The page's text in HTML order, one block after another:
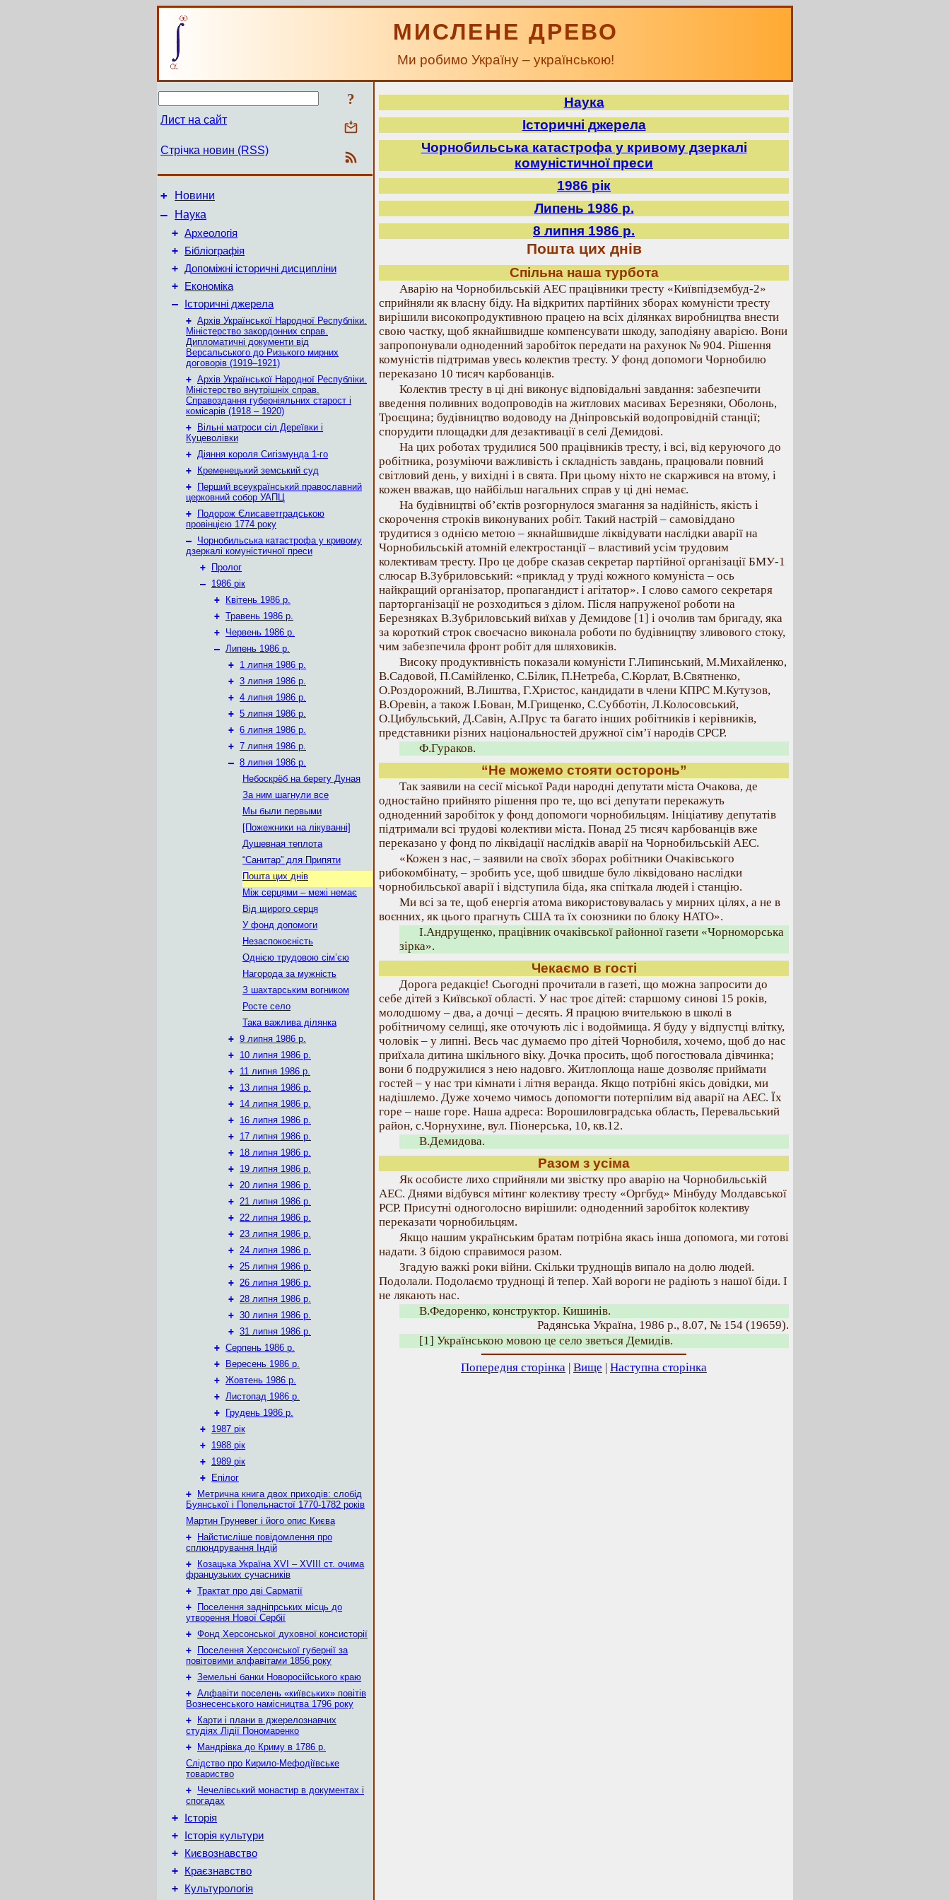
МИСЛЕНЕ ДРЕВО
Ми робимо Україну – українською!
?
Лист на сайт
Стрічка новин (RSS)
+ Новини
–
Наука
+ Археологія
+ Бібліографія
+ Допоміжні історичні дисципліни
+ Економіка
– Історичні джерела
+ Архів Української Народної Республіки.
Міністерство закордонних справ.
Дипломатичні документи від
Версальського до Ризького мирних
договорів (1919–1921)
+ Архів Української Народної Республіки.
Міністерство внутрішніх справ.
Справоздання губерніяльних старост і
комісарів (1918 – 1920)
+
Вільні матроси сіл Дереївки і
Куцеволівки
+ Діяння короля Сигізмунда 1-го
+
Кременецький земський суд
+
Перший всеукраїнський православний
церковний собор УАПЦ
+
Подорож Єлисаветградською
провінцією 1774 року
– Чорнобильська катастрофа у кривому
дзеркалі комуністичної преси
+
Пролог
– 1986 рік
+
Квітень 1986 р.
+ Травень 1986 р.
+ Червень 1986 р.
– Липень 1986 р.
+ 1 липня 1986 р.
+ 3 липня 1986 р.
+ 4 липня 1986 р.
+ 5 липня 1986 р.
+ 6 липня 1986 р.
+ 7 липня 1986 р.
– 8 липня 1986 р.
Небоскрёб на берегу Дуная
За ним шагнули все
Мы были первыми
[Пожежники на лікуванні]
Душевная теплота
“Санитар” для Припяти
Пошта цих днів
Між серцями – межі немає
Від щирого серця
У фонд допомоги
Незаспокоєність
Однією трудовою сім’єю
Нагорода за мужність
З шахтарським вогником
Росте село
Така важлива ділянка
+ 9 липня 1986 р.
+ 10 липня 1986 р.
+ 11 липня 1986 р.
+ 13 липня 1986 р.
+ 14 липня 1986 р.
+ 16 липня 1986 р.
+ 17 липня 1986 р.
+ 18 липня 1986 р.
+ 19 липня 1986 р.
+ 20 липня 1986 р.
+ 21 липня 1986 р.
+ 22 липня 1986 р.
+ 23 липня 1986 р.
+ 24 липня 1986 р.
+ 25 липня 1986 р.
+ 26 липня 1986 р.
+ 28 липня 1986 р.
+ 30 липня 1986 р.
+ 31 липня 1986 р.
+ Серпень 1986 р.
+
Вересень 1986 р.
+ Жовтень 1986 р.
+ Листопад 1986 р.
+
Грудень 1986 р.
+ 1987 рік
+ 1988 рік
+ 1989 рік
+
Епілог
+
Метрична книга двох приходів: слобід
Буянської і Попельнастої 1770-1782 років
Мартин Груневег і його опис Києва
+
Найстисліше повідомлення про
сплюндрування Індій
+
Козацька Україна ХVІ – ХVІІІ ст. очима
французьких сучасників
+ Трактат про дві Сарматії
+
Поселення задніпрських місць до
утворення Нової Сербії
+ Фонд Херсонської духовної консисторії
+
Поселення Херсонської губернії за
повітовими алфавітами 1856 року
+ Земельні банки Новоросійського краю
+ Алфавіти поселень «київських» повітів
Вознесенського намісництва 1796 року
+
Карти і плани в джерелознавчих
студіях Лідії Пономаренко
+
Мандрівка до Криму в 1786 р.
Слідство про Кирило-Мефодіївське
товариство
+ Чечелівський монастир в документах і
спогадах
+ Історія
+ Історія культури
+ Києвознавство
+ Краєзнавство
+ Культурологія
Наука
Історичні джерела
Чорнобильська катастрофа у кривому дзеркалі
комуністичної преси
1986 рік
Липень 1986 р.
8 липня 1986 р.
Пошта цих днів
Спільна наша турбота
Аварію на Чорнобильській АЕС працівники тресту «Київпідзембуд-2»
сприйняли як власну біду. На відкритих партійних зборах комуністи тресту
вирішили високопродуктивною працею на всіх ділянках виробництва внести
свою частку, щоб якнайшвидше компенсувати шкоду, заподіяну аварією. Вони
запропонували одноденний заробіток передати на рахунок № 904. Рішення
комуністів підтримав увесь колектив тресту. У фонд допомоги Чорнобилю
переказано 10 тисяч карбованців.
Колектив тресту в ці дні виконує відповідальні завдання: забезпечити
введення поливних водопроводів на житлових масивах Березняки, Оболонь,
Троєщина; будівництво водоводу на Дніпровській водопровідній станції;
спорудити площадки для дезактивації в селі Демидові.
На цих роботах трудилися 500 працівників тресту, і всі, від керуючого до
робітника, розуміючи важливість і складність завдань, працювали повний
світловий день, у вихідні і в свята. При цьому ніхто не скаржився на втому, і
кожен вважав, що найбільш нагальних справ у ці дні немає.
На будівництві об’єктів розгорнулося змагання за надійність, якість і
скорочення строків виконуваних робіт. Такий настрій – самовіддано
трудитися з однією метою – якнайшвидше ліквідувати наслідки аварії на
Чорнобильській атомній електростанції – властивий усім трудовим
колективам тресту. Про це добре сказав секретар партійної організації БМУ-1
слюсар В.Зубриловський: «приклад у труді кожного комуніста – ось
найкращий організатор, пропагандист і агітатор». І слово самого секретаря
парторганізації не розходиться з ділом. Після напруженої роботи на
Березняках В.Зубриловський виїхав у Демидове [1] і очолив там бригаду, яка
за короткий строк своєчасно виконала роботи по будівництву зливового стоку,
чим забезпечила фронт робіт для шляховиків.
Високу продуктивність показали комуністи Г.Липинський, М.Михайленко,
В.Садовой, П.Самійленко, С.Білик, П.Нетреба, С.Корлат, В.Святненко,
О.Роздорожний, В.Лиштва, Г.Христос, кандидати в члени КПРС М.Кутузов,
В.Оревін, а також І.Бован, М.Грищенко, С.Субботін, Л.Колосовський,
О.Цибульський, Д.Савін, А.Прус та багато інших робітників і керівників,
представники різних національностей дружної сім’ї народів СРСР.
Ф.Гураков.
“Не можемо стояти осторонь”
Так заявили на сесії міської Ради народні депутати міста Очакова, де
одностайно прийнято рішення про те, що всі депутати перекажуть
одноденний заробіток у фонд допомоги чорнобильцям. Ініціативу депутатів
підтримали всі трудові колективи міста. Понад 25 тисяч карбованців вже
переказано у фонд по ліквідації наслідків аварії на Чорнобильській АЕС.
«Кожен з нас, – заявили на своїх зборах робітники Очаківського
рибокомбінату, – зробить усе, щоб швидше було ліквідовано наслідки
чорнобильської аварії і відступила біда, яка спіткала людей і станцію.
Ми всі за те, щоб енергія атома використовувалась у мирних цілях, а не в
воєнних, як цього прагнуть США та їх союзники по блоку НАТО».
І.Андрущенко, працівник очаківської районної газети «Чорноморська
зірка».
Чекаємо в гості
Дорога редакціє! Сьогодні прочитали в газеті, що можна запросити до
себе дітей з Київської області. У нас троє дітей: старшому синові 15 років,
молодшому – два, а дочці – десять. Я працюю вчителькою в школі в
робітничому селищі, яке оточують ліс і водоймища. Я буду у відпустці влітку,
чоловік – у липні. Весь час думаємо про дітей Чорнобиля, хочемо, щоб до нас
приїхала дитина шкільного віку. Дочка просить, щоб погостювала дівчинка;
вони б подружилися з нею надовго. Житлоплоща наше дозволяє приймати
гостей – у нас три кімнати і літня веранда. Якщо потрібні якісь довідки, ми
надішлемо. Дуже хочемо чимось допомогти потерпілим від аварії на АЕС. Їх
горе – наше горе. Наша адреса: Ворошиловградська область, Перевальський
район, с.Чорнухине, вул. Піонерська, 10, кв.12.
В.Демидова.
Разом з усіма
Як особисте лихо сприйняли ми звістку про аварію на Чорнобильській
АЕС. Днями відбувся мітинг колективу тресту «Оргбуд» Мінбуду Молдавської
РСР. Присутні одноголосно вирішили: одноденний заробіток колективу
переказати чорнобильцям.
Якщо нашим українським братам потрібна якась інша допомога, ми готові
надати. З бідою справимося разом.
Згадую важкі роки війни. Скільки труднощів випало на долю людей.
Подолали. Подолаємо труднощі й тепер. Хай вороги не радіють з нашої біди. І
не лякають нас.
В.Федоренко, конструктор. Кишинів.
Радянська Україна, 1986 р., 8.07, № 154 (19659).
[1] Українською мовою це село зветься Демидів.
Попередня сторінка | Вище | Наступна сторінка